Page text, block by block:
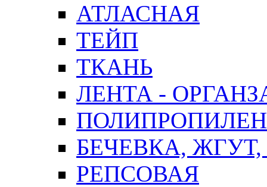
АТЛАСНАЯ
ТЕЙП
ТКАНЬ
ЛЕНТА -
БЕЧЕВКА,
РЕПСОВАЯ